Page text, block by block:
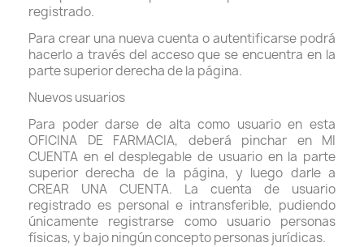
registrado.
Para crear una nueva cuenta o autentificarse podrá
hacerlo a través del acceso que se encuentra en la
parte superior derecha de la página.
Nuevos usuarios
Para poder darse de alta como usuario en esta
OFICINA DE FARMACIA, deberá pinchar en MI
CUENTA en el desplegable de usuario en la parte
superior derecha de la página, y luego darle a
CREAR UNA CUENTA. La cuenta de usuario
registrado es personal e intransferible, pudiendo
únicamente registrarse como usuario personas
físicas, y bajo ningún concepto personas jurídicas.